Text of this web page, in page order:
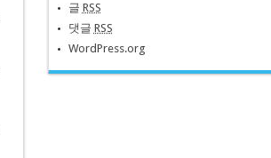
글 RSS
댓글 RSS
WordPress.org